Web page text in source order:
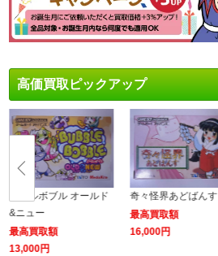
高価買取ピックアップ
バブルボブル オールド
&ニュー
最高買取額
13,000円
奇々怪界あどばんす
最高買取額
16,000円